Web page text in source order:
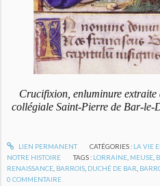
Crucifixion, enluminure extraite
collégiale Saint-Pierre de Bar-le-
LIEN PERMANENT CATÉGORIES : LA VIE
NOTRE HISTOIRE
TAGS : LORRAINE MEUSE
RENAISSANCE BARROIS DUCHÉ DE BAR
0 COMMENTAIRE